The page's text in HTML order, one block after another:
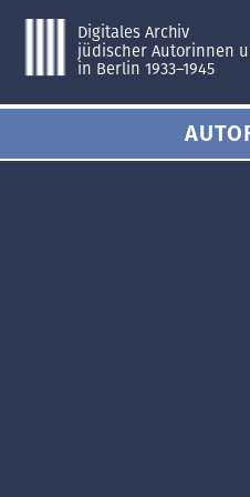
Digitales Archiv
jüdischer Autorinnen
in Berlin 1933–1945